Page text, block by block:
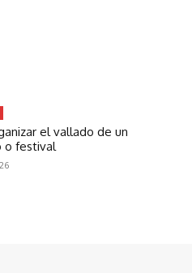
el vallado de un
o festival